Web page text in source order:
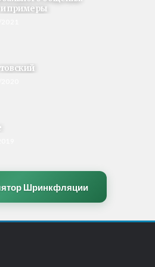
примеры
Шринкфляции